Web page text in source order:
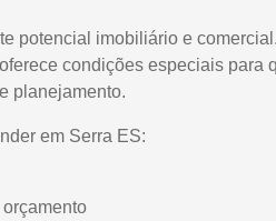
potencial imobiliário e
condições especiais para
planejamento.
em Serra ES: